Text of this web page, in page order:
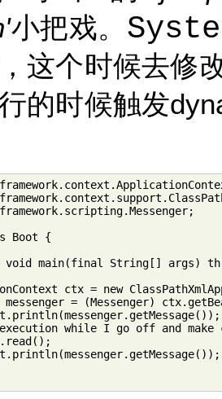
小把戏。
这个时候去修
的时候触发
Boot {
void main(final String[] args)
ctx = new
messenger = (Messenger)
while I go off and make